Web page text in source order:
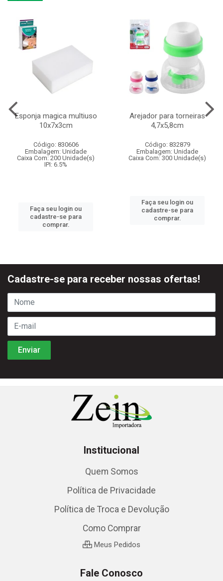
Esponja magica multiuso
10x7x3cm
Código: 830606
Embalagem: Unidade
Caixa Com: 200 Unidade(s)
IPI: 6.5%
Faça seu login ou
cadastre-se para
comprar.
Arejador para torneiras
4,7x5,8cm
Código: 832879
Embalagem: Unidade
Caixa Com: 300 Unidade(s)
Faça seu login ou
cadastre-se para
comprar.
Cadastre-se para receber nossas ofertas!
Institucional
Quem Somos
Política de Privacidade
Política de Troca e Devolução
Como Comprar
Meus Pedidos
Fale Conosco